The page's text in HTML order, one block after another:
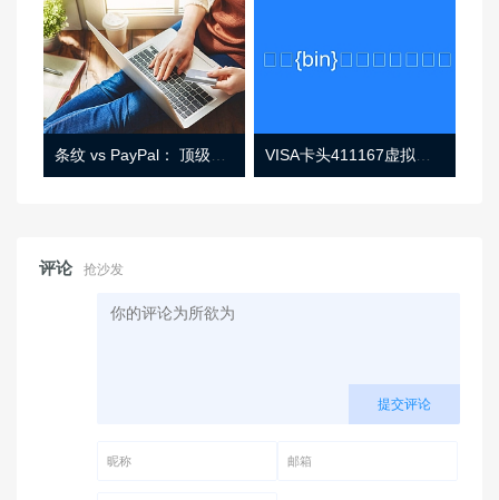
条纹 vs PayPal： 顶级功能， 定价 （和更多！ VISA卡头411167虚拟卡基础信息
评论 抢沙发
提交评论